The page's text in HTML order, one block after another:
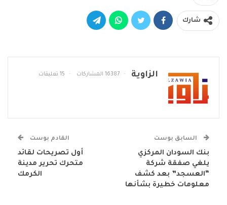
شارك
الزاوية 16387 المشاركات 15 تعليقات
السابق بوست
بنك السودان المركزي
يلغي صفقة شركة
“العسجد” بعد كشف
معلومات خطيرة بشأنها
القادم بوست
أول تصريحات لقائد
متحرك تحرير مدينة
الكرمك